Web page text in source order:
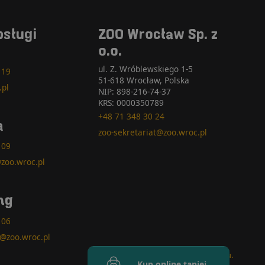
ZOO Wrocław Sp. z
o.o.
ul. Z. Wróblewskiego 1-5
51-618 Wrocław, Polska
NIP: 898-216-74-37
KRS: 0000350789
+48 71 348 30 24
zoo-sekretariat@zoo.wroc.pl
clu.